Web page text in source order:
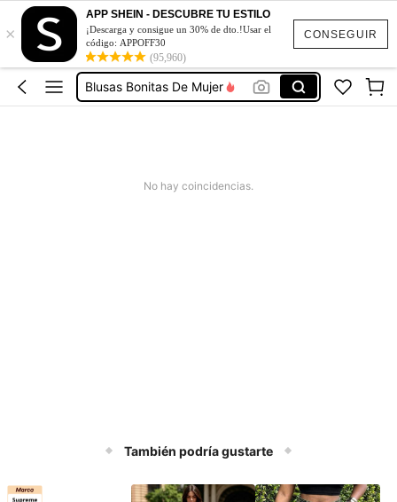
CONSEGUIR
×
APP SHEIN - DESCUBRE TU ESTILO
¡Descarga y consigue un 30% de dto.!Usar el
código: APPOFF30
(95,960)
Vestidos De Mujer
Vestidos Elegantes De Mujer
Blusas Bonitas De Mujer
Conjunto De Dos Piezas Mujer
No hay coincidencias.
También podría gustarte